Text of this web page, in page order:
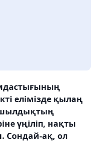
елімізде қылаң
үңіліп, нақты
Сондай-ақ, ол